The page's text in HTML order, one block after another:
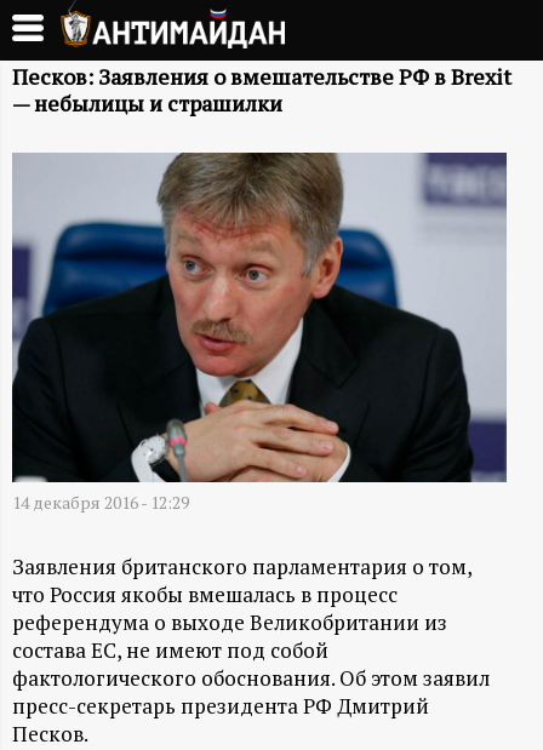
Перейти
основному
содержанию
А
И
М
А
Д
Н
-
и
Песков: Заявления о вмешательстве РФ в Brexit
— небылицы и страшилки
14 декабря 2016 - 12:29
Заявления британского парламентария о том,
что Россия якобы вмешалась в процесс
референдума о выходе Великобритании из
состава ЕС, не имеют под собой
фактологического обоснования. Об этом заявил
пресс-секретарь президента РФ Дмитрий
Песков.